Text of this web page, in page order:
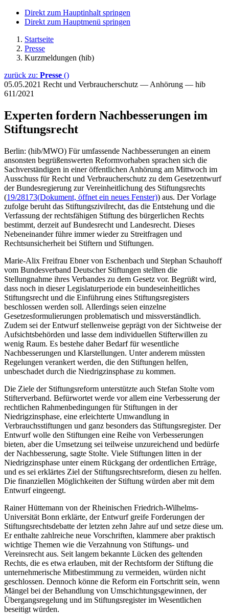
Direkt zum Hauptinhalt springen
Direkt zum Hauptmenü springen
Startseite
Presse
Kurzmeldungen (hib)
zurück zu: Presse ()
05.05.2021 Recht und Verbraucherschutz — Anhörung — hib
611/2021
Experten fordern Nachbesserungen im
Stiftungsrecht
Berlin: (hib/MWO) Für umfassende Nachbesserungen an einem
ansonsten begrüßenswerten Reformvorhaben sprachen sich die
Sachverständigen in einer öffentlichen Anhörung am Mittwoch im
Ausschuss für Recht und Verbraucherschutz zu dem Gesetzentwurf
der Bundesregierung zur Vereinheitlichung des Stiftungsrechts
(19/28173(Dokument, öffnet ein neues Fenster)) aus. Der Vorlage
zufolge beruht das Stiftungszivilrecht, das die Entstehung und die
Verfassung der rechtsfähigen Stiftung des bürgerlichen Rechts
bestimmt, derzeit auf Bundesrecht und Landesrecht. Dieses
Nebeneinander führe immer wieder zu Streitfragen und
Rechtsunsicherheit bei Stiftern und Stiftungen.
Marie-Alix Freifrau Ebner von Eschenbach und Stephan Schauhoff
vom Bundesverband Deutscher Stiftungen stellten die
Stellungnahme ihres Verbandes zu dem Gesetz vor. Begrüßt wird,
dass noch in dieser Legislaturperiode ein bundeseinheitliches
Stiftungsrecht und die Einführung eines Stiftungsregisters
beschlossen werden soll. Allerdings seien einzelne
Gesetzesformulierungen problematisch und missverständlich.
Zudem sei der Entwurf stellenweise geprägt von der Sichtweise der
Aufsichtsbehörden und lasse dem individuellen Stifterwillen zu
wenig Raum. Es bestehe daher Bedarf für wesentliche
Nachbesserungen und Klarstellungen. Unter anderem müssten
Regelungen verankert werden, die den Stiftungen helfen,
unbeschadet durch die Niedrigzinsphase zu kommen.
Die Ziele der Stiftungsreform unterstützte auch Stefan Stolte vom
Stifterverband. Befürwortet werde vor allem eine Verbesserung der
rechtlichen Rahmenbedingungen für Stiftungen in der
Niedrigzinsphase, eine erleichterte Umwandlung in
Verbrauchsstiftungen und ganz besonders das Stiftungsregister. Der
Entwurf wolle den Stiftungen eine Reihe von Verbesserungen
bieten, aber die Umsetzung sei teilweise unzureichend und bedürfe
der Nachbesserung, sagte Stolte. Viele Stiftungen litten in der
Niedrigzinsphase unter einem Rückgang der ordentlichen Erträge,
und es sei erklärtes Ziel der Stiftungsrechtsreform, diesen zu helfen.
Die finanziellen Möglichkeiten der Stiftung würden aber mit dem
Entwurf eingeengt.
Rainer Hüttemann von der Rheinischen Friedrich-Wilhelms-
Universität Bonn erklärte, der Entwurf greife Forderungen der
Stiftungsrechtsdebatte der letzten zehn Jahre auf und setze diese um.
Er enthalte zahlreiche neue Vorschriften, klammere aber praktisch
wichtige Themen wie die Verzahnung von Stiftungs- und
Vereinsrecht aus. Seit langem bekannte Lücken des geltenden
Rechts, die es etwa erlauben, mit der Rechtsform der Stiftung die
unternehmerische Mitbestimmung zu vermeiden, würden nicht
geschlossen. Dennoch könne die Reform ein Fortschritt sein, wenn
Mängel bei der Behandlung von Umschichtungsgewinnen, der
Übergangsregelung und im Stiftungsregister im Wesentlichen
beseitigt würden.